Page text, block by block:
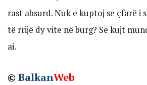
rast absurd. Nuk e kuptoj se çfarë i
të rrijë dy vite në burg? Se kujt
ai.
© BalkanWeb